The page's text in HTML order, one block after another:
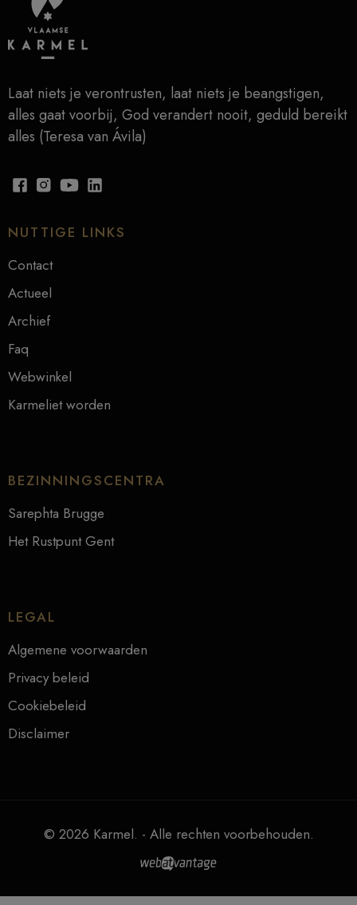
Laat niets je verontrusten, laat niets je beangstigen,
alles gaat voorbij, God verandert nooit, geduld bereikt
alles (Teresa van Ávila)
NUTTIGE LINKS
Contact
Actueel
Archief
Faq
Webwinkel
Karmeliet worden
BEZINNINGSCENTRA
Sarephta Brugge
Het Rustpunt Gent
LEGAL
Algemene voorwaarden
Privacy beleid
Cookiebeleid
Disclaimer
© 2026 Karmel. - Alle rechten voorbehouden.